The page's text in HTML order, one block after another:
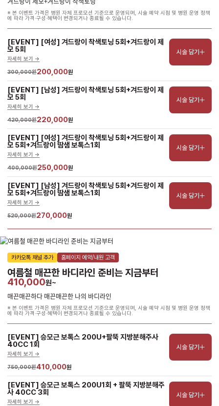
※ 본 이벤트 가격은 병원 자체 프로모션 기준으로 운영되며, 시술 예약 시점 및 병원 운영 정책
에 따라 가격·구성·혜택이 변경되거나 종료될 수 있습니다.
[EVENT] [여성] 겨드랑이 착색토닝 5회+겨드랑이 제
모 5회
자세히 보기 ->
300,000원200,000원
시술 담기
[EVENT] [남성] 겨드랑이 착색토닝 5회+겨드랑이 제
모 5회
자세히 보기 ->
420,000원220,000원
시술 담기
[EVENT] [여성] 겨드랑이 착색토닝 5회+겨드랑이 제
모 5회+겨드랑이 땀샘 보톡스1회
자세히 보기 ->
400,000원250,000원
시술 담기
[EVENT] [남성] 겨드랑이 착색토닝 5회+겨드랑이 제
모 5회+겨드랑이 땀샘 보톡스1회
자세히 보기 ->
520,000원270,000원
시술 담기
카카오톡 채널 추가 홈페이지 예약/내원 고객
여름철 매끈한 바디라인 준비는 지금부터
410,000원~
매끈매끈하다 매끈매끈한 나의 바디라인
※ 본 이벤트 가격은 병원 자체 프로모션 기준으로 운영되며, 시술 예약 시점 및 병원 운영 정책
에 따라 가격·구성·혜택이 변경되거나 종료될 수 있습니다.
[EVENT] 승모근 보톡스 200U+팔뚝 지방분해주사
40CC 1회
자세히 보기 ->
750,000원410,000원
시술 담기
[EVENT] 승모근 보톡스 200U1회 + 팔뚝 지방분해주
사 40CC 3회
자세히 보기 ->
시술 담기